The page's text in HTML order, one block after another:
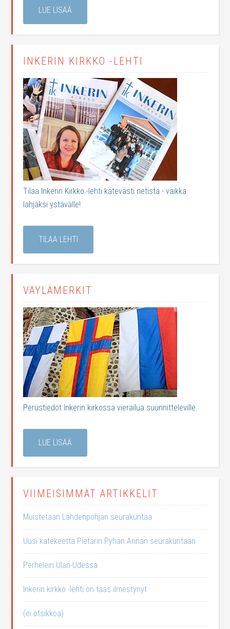
LUE LISÄÄ
INKERIN KIRKKO -LEHTI
Tilaa Inkerin Kirkko -lehti kätevästi netistä - vaikka
lahjaksi ystävälle!
TILAA LEHTI
VÄYLÄMERKIT
Perustiedot Inkerin kirkossa vierailua suunnitteleville.
LUE LISÄÄ
VIIMEISIMMÄT ARTIKKELIT
Muistetaan Lahdenpohjan seurakuntaa
Uusi katekeetta Pietarin Pyhän Annan seurakuntaan
Perheleiri Ulan-Udessa
Inkerin kirkko -lehti on taas ilmestynyt
(ei otsikkoa)